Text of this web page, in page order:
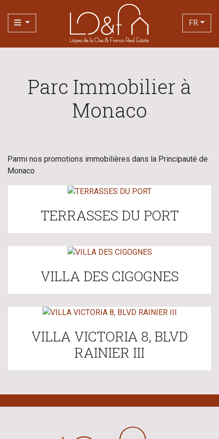
FR
Parc Immobilier à
Monaco
Parmi nos promotions immobilières dans la Principauté de
Monaco
TERRASSES DU PORT
VILLA DES CIGOGNES
VILLA VICTORIA 8, BLVD
RAINIER III